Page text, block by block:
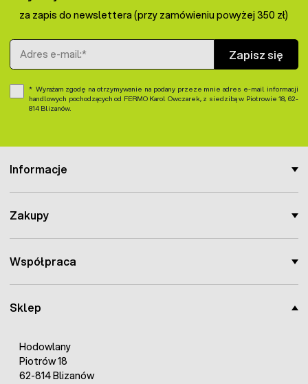
Sklep
Hodowlany
Piotrów 18
62-814 Blizanów
Informacje
Zakupy
Współpraca
za zapis do newslettera (przy zamówieniu powyżej 350 zł)
Adres e-mail
Zapisz się
Wyrażam zgodę na otrzymywanie na podany przeze mnie adres e-mail informacji
handlowych pochodzących od FERMO Karol Owczarek, z siedzibą w Piotrowie 18, 62-
814 Blizanów.